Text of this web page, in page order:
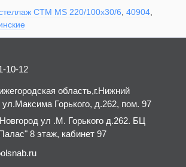
СТМ MS 220/100х30/6 40904,
10-12
область,г.Нижний
ул.Максима Горького, д.262, пом. 97
ул .М. Горького д.262. БЦ
8 этаж, кабинет 97